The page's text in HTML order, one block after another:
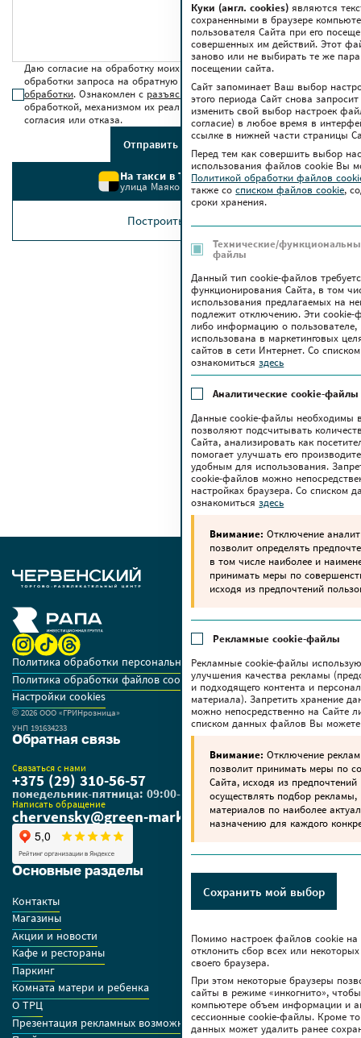
Даю согласие на обработку моих персональных данных для
обработки запроса на обратную связь в соответствии с
условиями
обработки. Ознакомлен с разъяснением прав, связанных с
обработкой, механизмом их реализации, последствиями дачи
согласия или отказа.
Отправить сообщение
На такси в ТРЦ Червенский
улица Маяковского, 6
Построить маршрут
Политика обработки персональных данных
Политика обработки файлов cookie
Настройки cookies
© 2026 OOO «ГРИНрозница»
УНП 191634233
Основные разделы
Контакты
Магазины
Акции и новости
Кафе и рестораны
Паркинг
Комната матери и ребенка
О ТРЦ
Презентация рекламных возможностей ТРЦ
Обратная связь
Связаться с нами
+375 (29) 310-56-57
понедельник-пятница: 09:00-18:00
Написать обращение
chervensky@green-market.by
Куки (англ. cookies) являются
сохраненными в браузере
пользователя Сайта при его
совершенных им действий. Этот
заново или не выбирать те же
посещении сайта.
Сайт запоминает Ваш выбор
этого периода Сайт снова
изменить свой выбор настроек
согласие) в любое время в
ссылке в нижней части страницы
Перед тем как совершить выбор
использования файлов сookie Вы
Политикой обработки файлов
также coсписком файлов cookie,
сроки хранения.
Технические/
файлы
Данный тип cookie-файлов
функционирования Сайта, в том
использования предлагаемых на
подлежит отключению. Эти
либо информацию о пользователе,
использована в маркетинговых
сайтов в сети Интернет. Со
ознакомитьсяздесь
Аналитические cookie-файлы
Данные cookie-файлы необходимы в
позволяют подсчитывать
Сайта, анализировать как
помогает улучшать его
удобным для использования.
cookie-файлов можно
настройках браузера. Со списком
ознакомитьсяздесь
Внимание: Отключение
позволит определять
в том числе наиболее и
принимать меры по
исходя из предпочтений
Рекламные cookie-файлы
Рекламные cookie-файлы
улучшения качества рекламы
и подходящего контента и
материала). Запретить хранение
можно непосредственно на Сайте
списком данных файлов Вы
Внимание: Отключение
позволит принимать меры по
Сайта, исходя из
осуществлять подбор
материалов по наиболее
назначению для каждого
Сохранить мой выбор
Помимо настроек файлов сookie
отклонить сбор всех или
своего браузера.
При этом некоторые браузеры
сайты в режиме «инкогнито»,
компьютере объем информации и
сессионные cookie-файлы. Кроме
данных может удалить ранее